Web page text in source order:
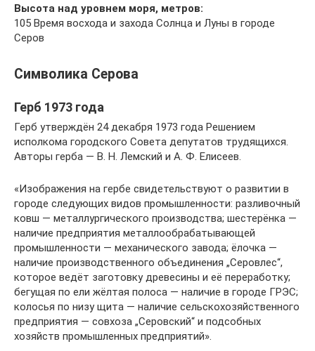
Высота над уровнем моря, метров:
105 Время восхода и захода Солнца и Луны в городе
Серов
Символика Серова
Герб 1973 года
Герб утверждён 24 декабря 1973 года Решением
исполкома городского Совета депутатов трудящихся.
Авторы герба — В. Н. Лемский и А. Ф. Елисеев.
«Изображения на гербе свидетельствуют о развитии в
городе следующих видов промышленности: разливочный
ковш — металлургического производства; шестерёнка —
наличие предприятия металлообрабатывающей
промышленности — механического завода; ёлочка —
наличие производственного объединения „Серовлес“,
которое ведёт заготовку древесины и её переработку;
бегущая по ели жёлтая полоса — наличие в городе ГРЭС;
колосья по низу щита — наличие сельскохозяйственного
предприятия — совхоза „Серовский“ и подсобных
хозяйств промышленных предприятий».